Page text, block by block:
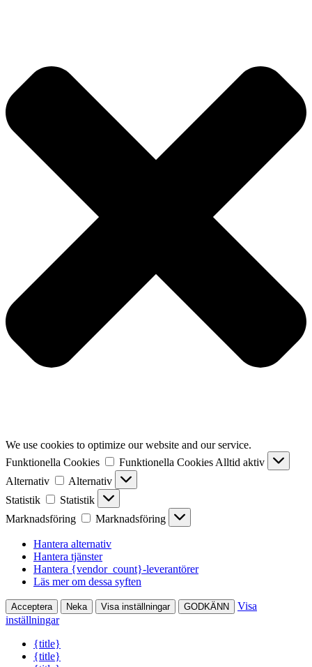
We use cookies to optimize our website and our service.
Funktionella Cookies
Funktionella Cookies Alltid aktiv
Alternativ
Alternativ
Statistik
Statistik
Marknadsföring
Marknadsföring
Hantera alternativ
Hantera tjänster
Hantera {vendor_count}-leverantörer
Läs mer om dessa syften
Acceptera Neka Visa inställningar GODKÄNN
Visa
inställningar
{title}
{title}